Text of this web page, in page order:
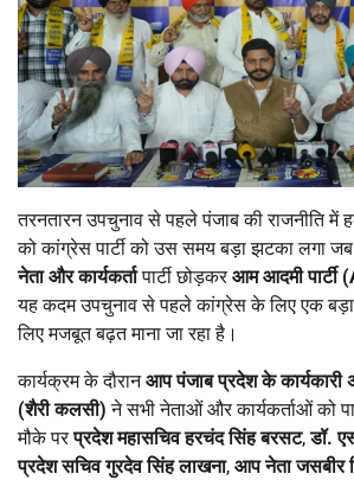
तरनतारन उपचुनाव से पहले पंजाब की राजनीति में
को कांग्रेस पार्टी को उस समय बड़ा झटका लगा
नेता और कार्यकर्तापार्टी छोड़करआम आदमी पार्टी (
यह कदम उपचुनाव से पहले कांग्रेस के लिए एक
लिए मजबूत बढ़त माना जा रहा है।
कार्यक्रम के दौरानआप पंजाब प्रदेश के कार्यकारी
(शैरी कलसी) ने सभी नेताओं और कार्यकर्ताओं को
मौके परप्रदेश महासचिव हरचंद सिंह बरसट,डॉ.
प्रदेश सचिव गुरदेव सिंह लाखना, आप नेता जसबीर